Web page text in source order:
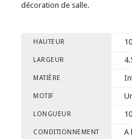
décoration de salle.
HAUTEUR
LARGEUR
MATIÈRE
MOTIF
LONGUEUR
CONDITIONNEMENT A